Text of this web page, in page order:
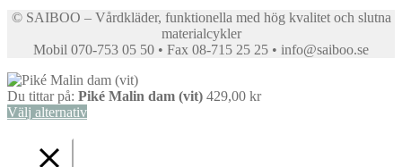
© SAIBOO – Vårdkläder, funktionella med hög kvalitet och slutna
materialcykler
Mobil 070-753 05 50 • Fax 08-715 25 25 • info@saiboo.se
Du tittar på: Piké Malin dam (vit) 429,00 kr
Välj alternativ